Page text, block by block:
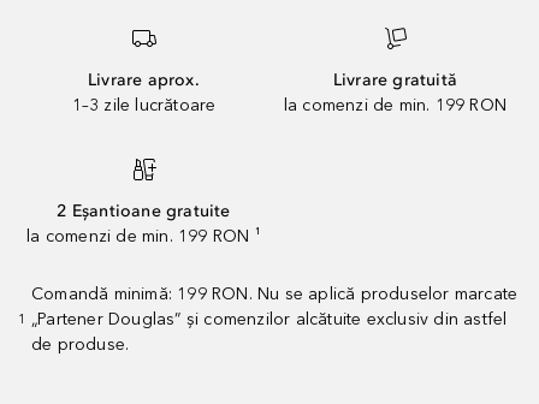
Livrare aprox.
1–3 zile lucrătoare
Livrare gratuită
la comenzi de min. 199 RON
2 Eșantioane gratuite
la comenzi de min. 199 RON ¹
1
Comandă minimă: 199 RON. Nu se aplică produselor marcate
„Partener Douglas” și comenzilor alcătuite exclusiv din astfel
de produse.